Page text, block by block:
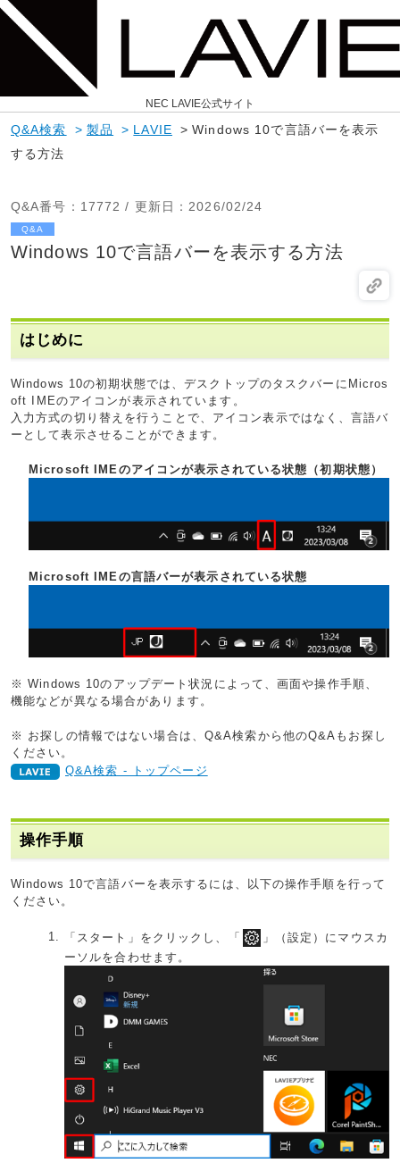
NEC LAVIE公式サイト
Q&A検索 > 製品 > LAVIE > Windows 10で言語バーを表示
する方法
Q&A番号 ：17772 / 更新日 ：2026/02/24
Q&A
Windows 10で言語バーを表示する方法
はじめに
Windows 10の初期状態では、デスクトップのタスクバーにMicros
oft IMEのアイコンが表示されています。
入力方式の切り替えを行うことで、アイコン表示ではなく、言語バ
ーとして表示させることができます。
Microsoft IMEのアイコンが表示されている状態（初期状態）
Microsoft IMEの言語バーが表示されている状態
※ Windows 10のアップデート状況によって、画面や操作手順、
機能などが異なる場合があります。
※ お探しの情報ではない場合は、Q&A検索から他のQ&Aもお探し
ください。
Q&A検索 - トップページ
操作手順
Windows 10で言語バーを表示するには、以下の操作手順を行って
ください。
「スタート」をクリックし、「
」（設定）にマウスカ
ーソルを合わせます。